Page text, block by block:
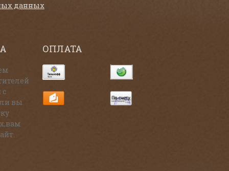
данных
с
вы
ОПЛАТА